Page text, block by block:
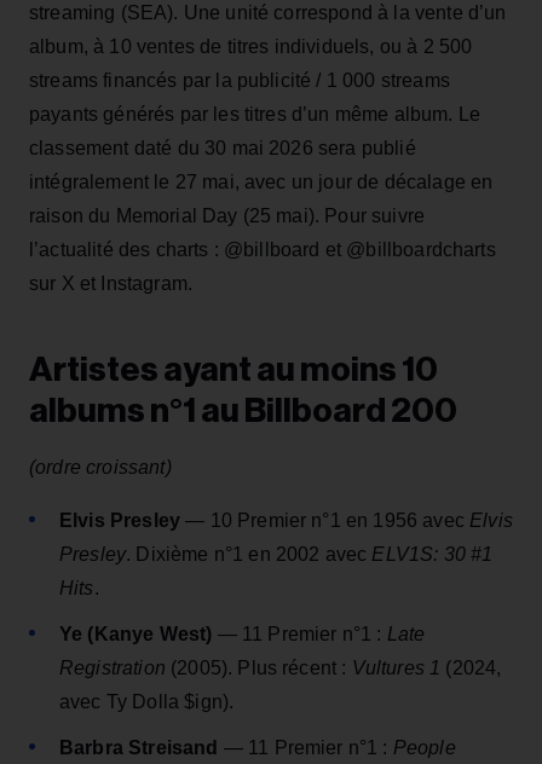
streaming (SEA). Une unité correspond à la vente d’un
album, à 10 ventes de titres individuels, ou à 2 500
streams financés par la publicité / 1 000 streams
payants générés par les titres d’un même album. Le
classement daté du 30 mai 2026 sera publié
intégralement le 27 mai, avec un jour de décalage en
raison du Memorial Day (25 mai). Pour suivre
l’actualité des charts : @billboard et @billboardcharts
sur X et Instagram.
Artistes ayant au moins 10
albums n°1 au Billboard 200
(ordre croissant)
Elvis Presley — 10 Premier n°1 en 1956 avec Elvis
Presley. Dixième n°1 en 2002 avec ELV1S: 30 #1
Hits.
Ye (Kanye West) — 11 Premier n°1 : Late
Registration (2005). Plus récent : Vultures 1 (2024,
avec Ty Dolla $ign).
Barbra Streisand — 11 Premier n°1 : People